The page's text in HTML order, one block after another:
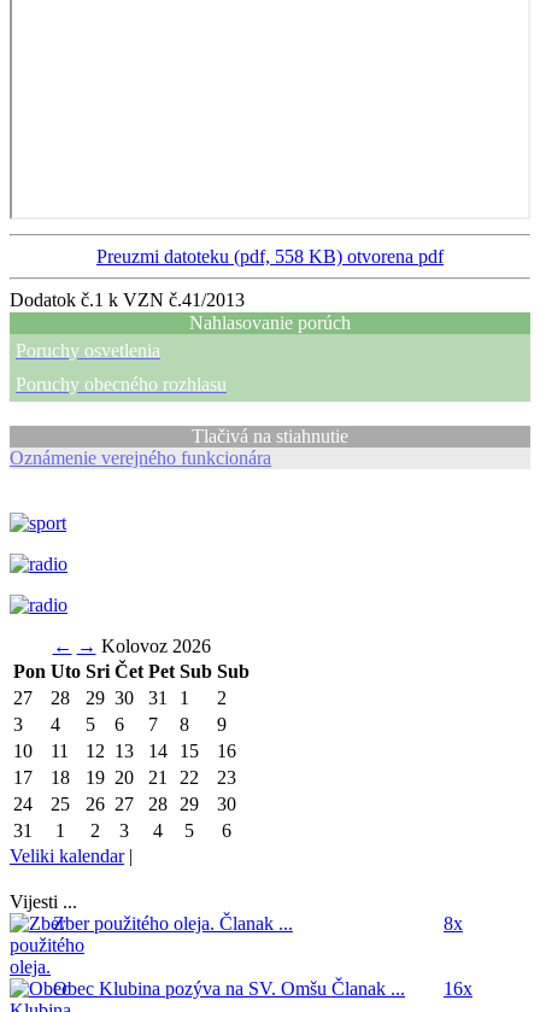
Preuzmi datoteku (pdf, 558 KB) otvorena pdf
Dodatok č.1 k VZN č.41/2013
Nahlasovanie porúch
Poruchy osvetlenia
Poruchy obecného rozhlasu
Tlačivá na stiahnutie
Oznámenie verejného funkcionára
← → Kolovoz 2026
Pon Uto Sri Čet Pet Sub Sub
27
28 29 30 31 1
2
3
4 5 6 7 8
9
10
11 12 13 14 15
16
17
18 19 20 21 22
23
24
25 26 27 28 29
30
31
1 2 3 4 5
6
Veliki kalendar|
Vijesti ...
Zber použitého oleja. Članak ... 8x
Obec Klubina pozýva na SV. Omšu Članak ... 16x